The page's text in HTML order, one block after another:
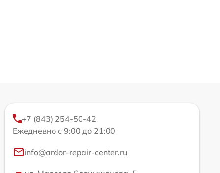
+7 (843) 254-50-42
Ежедневно с 9:00 до 21:00
info@ardor-repair-center.ru